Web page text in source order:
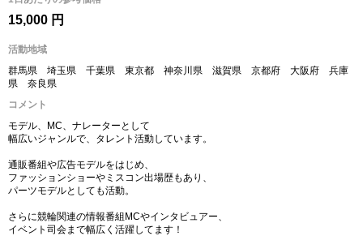
15,000 円
活動地域
群馬県 埼玉県 千葉県 東京都 神奈川県 滋賀県 京都府 大阪府 兵庫
県 奈良県
コメント
モデル、MC、ナレーターとして
幅広いジャンルで、タレント活動しています。
通販番組や広告モデルをはじめ、
ファッションショーやミスコン出場歴もあり、
パーツモデルとしても活動。
さらに競輪関連の情報番組MCやインタビュアー、
イベント司会まで幅広く活躍してます！